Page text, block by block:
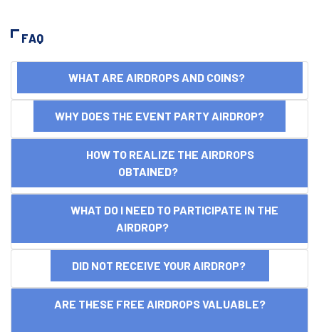
FAQ
WHAT ARE AIRDROPS AND COINS?
WHY DOES THE EVENT PARTY AIRDROP?
HOW TO REALIZE THE AIRDROPS
OBTAINED?
WHAT DO I NEED TO PARTICIPATE IN THE
AIRDROP?
DID NOT RECEIVE YOUR AIRDROP?
ARE THESE FREE AIRDROPS VALUABLE?